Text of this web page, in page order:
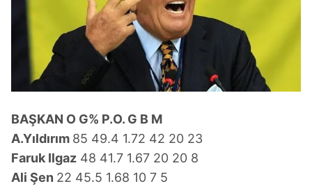
BAŞKAN O G% P.O. G B M
A.Yıldırım 85 49.4 1.72 42 20 23
Faruk Ilgaz 48 41.7 1.67 20 20 8
Ali Şen 22 45.5 1.68 10 7 5